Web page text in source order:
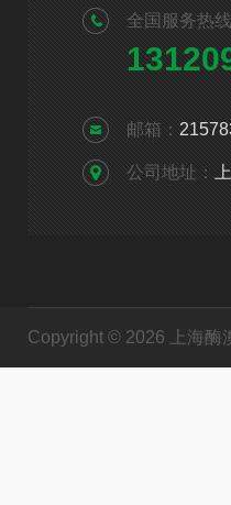
全国服务热线
邮箱：
公司地址：
Copyright © 2026 上海酶